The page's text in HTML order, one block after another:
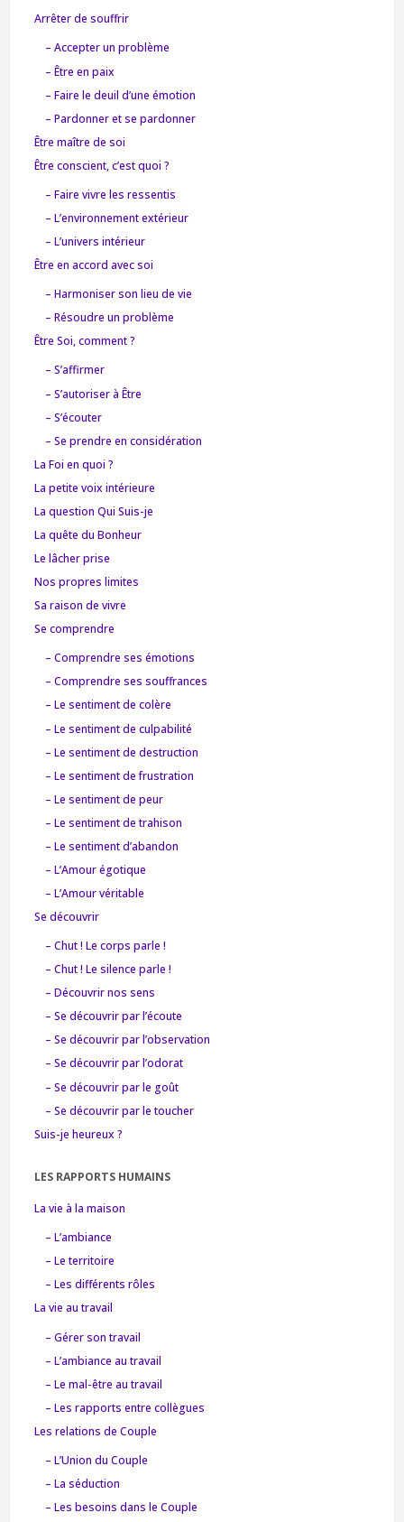
Arrêter de souffrir
– Accepter un problème
– Être en paix
– Faire le deuil d’une émotion
– Pardonner et se pardonner
Être maître de soi
Être conscient, c’est quoi ?
– Faire vivre les ressentis
– L’environnement extérieur
– L’univers intérieur
Être en accord avec soi
– Harmoniser son lieu de vie
– Résoudre un problème
Être Soi, comment ?
– S’affirmer
– S’autoriser à Être
– S’écouter
– Se prendre en considération
La Foi en quoi ?
La petite voix intérieure
La question Qui Suis-je
La quête du Bonheur
Le lâcher prise
Nos propres limites
Sa raison de vivre
Se comprendre
– Comprendre ses émotions
– Comprendre ses souffrances
– Le sentiment de colère
– Le sentiment de culpabilité
– Le sentiment de destruction
– Le sentiment de frustration
– Le sentiment de peur
– Le sentiment de trahison
– Le sentiment d’abandon
– L’Amour égotique
– L’Amour véritable
Se découvrir
– Chut ! Le corps parle !
– Chut ! Le silence parle !
– Découvrir nos sens
– Se découvrir par l’écoute
– Se découvrir par l’observation
– Se découvrir par l’odorat
– Se découvrir par le goût
– Se découvrir par le toucher
Suis-je heureux ?
LES RAPPORTS HUMAINS
La vie à la maison
– L’ambiance
– Le territoire
– Les différents rôles
La vie au travail
– Gérer son travail
– L’ambiance au travail
– Le mal-être au travail
– Les rapports entre collègues
Les relations de Couple
– L’Union du Couple
– La séduction
– Les besoins dans le Couple